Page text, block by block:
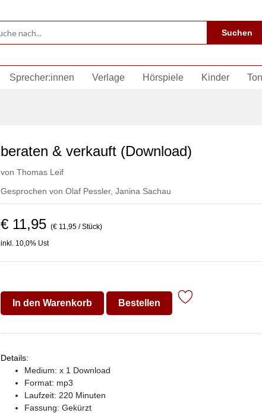
Suchen
Sprecher:innen Verlage Hörspiele Kinder
beraten & verkauft (Download)
von Thomas Leif
Gesprochen von Olaf Pessler, Janina Sachau
€ 11,95 (€ 11,95 / Stück)
inkl. 10,0% Ust
In den Warenkorb Bestellen
Details:
Medium: x 1 Download
Format: mp3
Laufzeit: 220 Minuten
Fassung: Gekürzt